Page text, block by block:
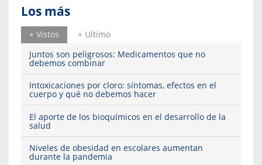
Los más
+ Vistos
+ Ultimo
Juntos son peligrosos: Medicamentos que no
debemos combinar
Intoxicaciones por cloro: síntomas, efectos en el
cuerpo y qué no debemos hacer
El aporte de los bioquímicos en el desarrollo de la
salud
Niveles de obesidad en escolares aumentan
durante la pandemia